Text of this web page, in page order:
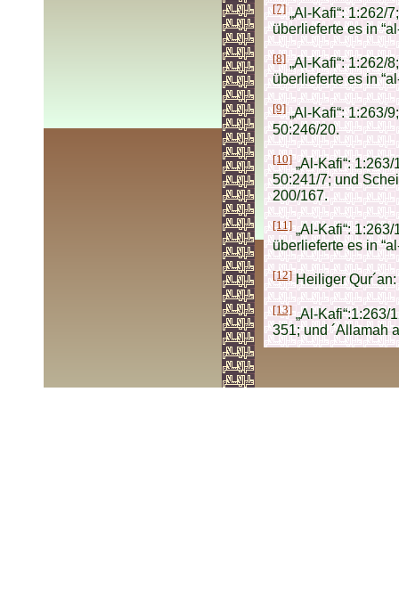
[7]„Al-Kafi“: 1:262/
überlieferte es in
[8]„Al-Kafi“: 1:262/
überlieferte es in
[9]„Al-Kafi“: 1:263/
50:246/20.
[10]„Al-Kafi“:
50:241/7; und
200/167.
[11]„Al-Kafi“: 1:263/
überlieferte es in
[12]Heiliger
[13]„Al-Kafi“:1:263/
351; und ´Allamah